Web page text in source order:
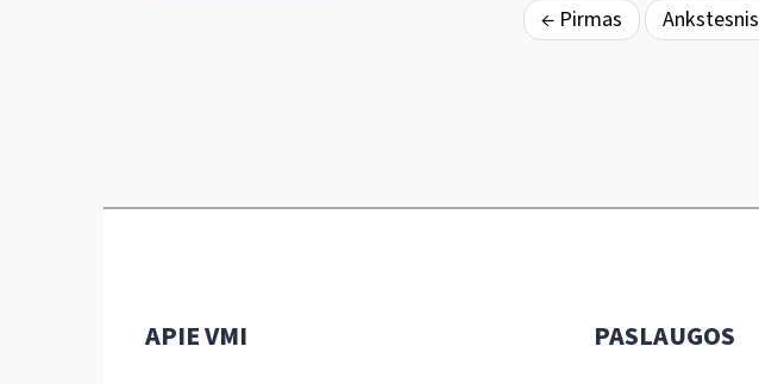
← Pirmas Ankstesnis
APIE VMI PASLAUGOS